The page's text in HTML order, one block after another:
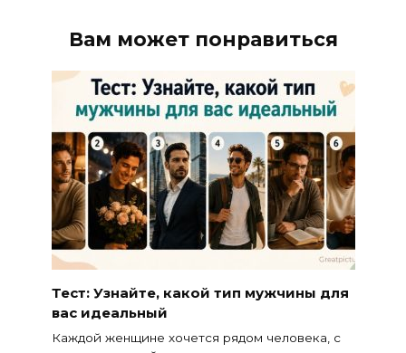
Вам может понравиться
Тест: Узнайте, какой тип мужчины для
вас идеальный
Каждой женщине хочется рядом человека, с